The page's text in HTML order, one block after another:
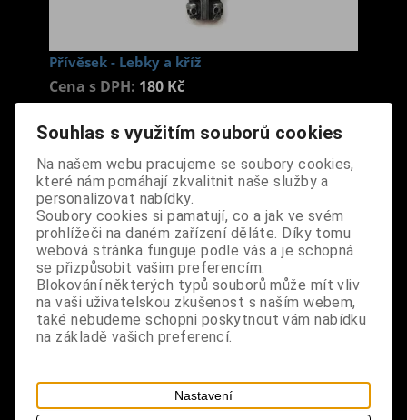
Přívěsek - Lebky a kříž
Cena s DPH: 180 Kč
Dodání dny: skladem
ks
Koupit
Tabulky velikostí: zde
Výrobce:CZ
Katalogové číslo:DOJMPRIBPUS3835
Záruka (měsíců):24
Dotaz na výrobek
Tisk
materiál: kov - zinkoslitina
rozměry: výška 2 cm, šířka 2 cm
Souhlas s využitím souborů cookies
Na našem webu pracujeme se soubory cookies,
které nám pomáhají zkvalitnit naše služby a
personalizovat nabídky.
Soubory cookies si pamatují, co a jak ve svém
prohlížeči na daném zařízení děláte. Díky tomu
webová stránka funguje podle vás a je schopná
se přizpůsobit vašim preferencím.
Blokování některých typů souborů může mít vliv
na vaši uživatelskou zkušenost s naším webem,
také nebudeme schopni poskytnout vám nabídku
na základě vašich preferencí.
Nastavení